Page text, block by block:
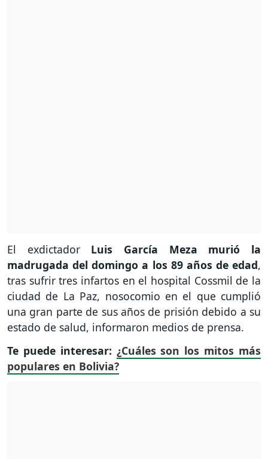
El exdictador Luis García Meza murió la
madrugada del domingo a los 89 años de edad,
tras sufrir tres infartos en el hospital Cossmil de la
ciudad de La Paz, nosocomio en el que cumplió
una gran parte de sus años de prisión debido a su
estado de salud, informaron medios de prensa.
Te puede interesar: ¿Cuáles son los mitos más
populares en Bolivia?